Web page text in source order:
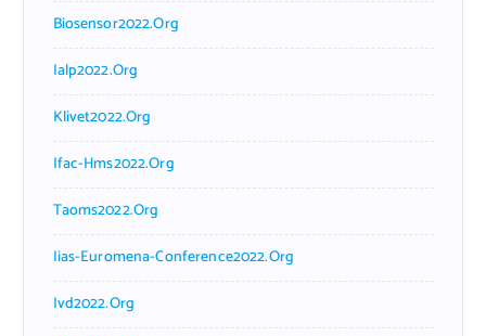
Biosensor2022.org
Ialp2022.org
Klivet2022.org
Ifac-Hms2022.org
Taoms2022.org
Iias-Euromena-Conference2022.org
Ivd2022.org